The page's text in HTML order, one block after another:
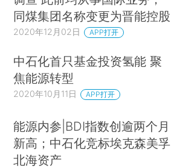
同煤集团名称变更为晋能控股
2020年12月02日 APP打开
中石化首只基金投资氢能 聚
焦能源转型
2020年10月11日 APP打开
能源内参|BDI指数创逾两个月
新高；中石化竞标埃克森美孚
北海资产